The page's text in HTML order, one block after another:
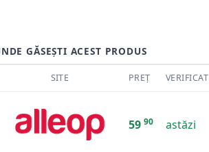
GĂSEȘTI ACEST PRODUS
SITE PREȚ VERIFICAT
59 90 astăzi